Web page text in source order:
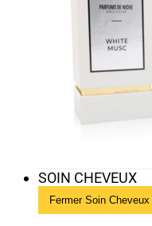
SOIN CHEVEUX
Fermer Soin Cheveux